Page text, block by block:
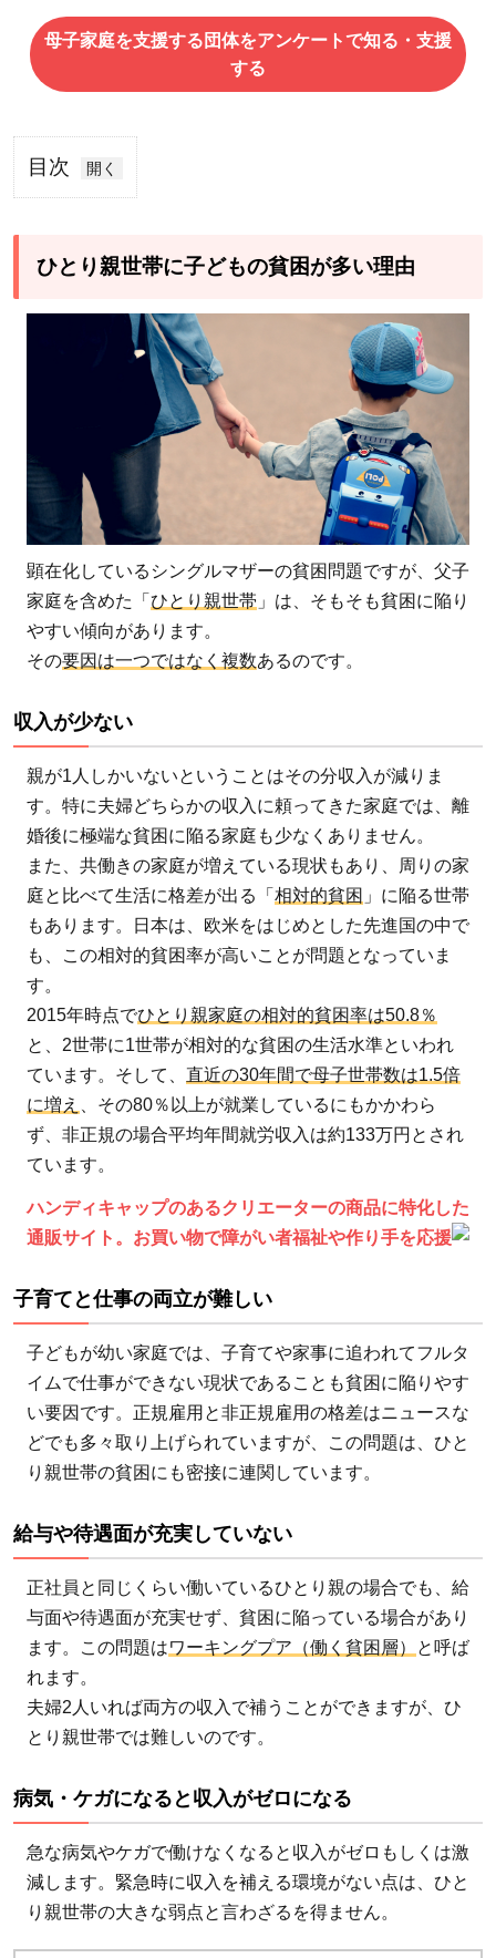
母子家庭を支援する団体をアンケートで知る・支援
する
目次
1
と
親
ど
の
貧
困
が
多
い
由
1.1
収入
が少
ない
1.2
子育
てと
の両
立が
難し
い
1.3
給与
遇面
が充
てい
ない
1.4
病
気・
ケガ
にな
収入
ロに
なる
2
特に
シン
グル
ーの
率が
高い
とい
われ
ひとり親世帯に子どもの貧困が多い理由
顕在化しているシングルマザーの貧困問題ですが、父子
家庭を含めた「 ひとり親世帯 」は、そもそも貧困に陥り
やすい傾向があります。
その要因は一つではなく複数あるのです。
収入が少ない
親が1人しかいないということはその分収入が減りま
す。特に夫婦どちらかの収入に頼ってきた家庭では、離
婚後に極端な貧困に陥る家庭も少なくありません。
また、共働きの家庭が増えている現状もあり、周りの家
庭と比べて生活に格差が出る「 相対的貧困 」に陥る世帯
もあります。日本は、欧米をはじめとした先進国の中で
も、この相対的貧困率が高いことが問題となっていま
す。
2015年時点でひとり親家庭の相対的貧困率は50.8％
と、2世帯に1世帯が相対的な貧困の生活水準といわれ
ています。そして、 直近の30年間で母子世帯数は1.5倍
に増え
、その80％以上が就業しているにもかかわら
ず、非正規の場合平均年間就労収入は約133万円とされ
ています。
ハンディキャップのあるクリエーターの商品に特化した
通販サイト。お買い物で障がい者福祉や作り手を応援
子育てと仕事の両立が難しい
子どもが幼い家庭では、子育てや家事に追われてフルタ
イムで仕事ができない現状であることも貧困に陥りやす
い要因です。正規雇用と非正規雇用の格差はニュースな
どでも多々取り上げられていますが、この問題は、ひと
り親世帯の貧困にも密接に連関しています。
給与や待遇面が充実していない
正社員と同じくらい働いているひとり親の場合でも、給
与面や待遇面が充実せず、貧困に陥っている場合があり
ます。この問題はワーキングプア（働く貧困層）
と呼ば
れます。
夫婦2人いれば両方の収入で補うことができますが、ひ
とり親世帯では難しいのです。
病気・ケガになると収入がゼロになる
急な病気やケガで働けなくなると収入がゼロもしくは激
減します。緊急時に収入を補える環境がない点は、ひと
り親世帯の大きな弱点と言わざるを得ません。